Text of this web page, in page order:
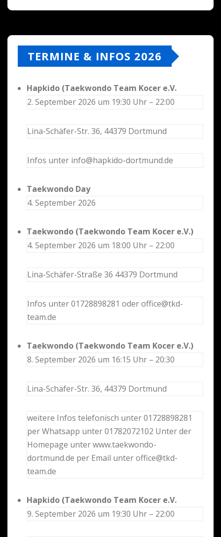
TERMINE & INFOS 2026
Hapkido (Taekwondo Team Kocer e.V.
2. September 2026 um 19:30 Uhr – 22:00
Lina-Schäfer-Str. 36, 44379 Dortmund
Infos unter info@hapkido-dortmund.de
Taekwondo Day
4. September 2026
Taekwondo (Taekwondo Team Kocer e.V.)
4. September 2026 um 18:00 Uhr – 22:00
Lina-Schäfer-Straße 36 44379 Dortmund
Infos unter 01728898281 oder office@tkd-
team.de
Taekwondo (Taekwondo Team Kocer e.V.)
8. September 2026 um 16:15 Uhr – 20:30
Lina-Schäfer-Str. 36, 44379 Dortmund
weitere Infos telefonisch unter 01728898281
per Whatsapp unter 01782072102 Unter der
Homepage unter www.taekwondo-
dortmund.de per Email unter office@tkd-
team.de
Hapkido (Taekwondo Team Kocer e.V.
9. September 2026 um 19:30 Uhr – 22:00